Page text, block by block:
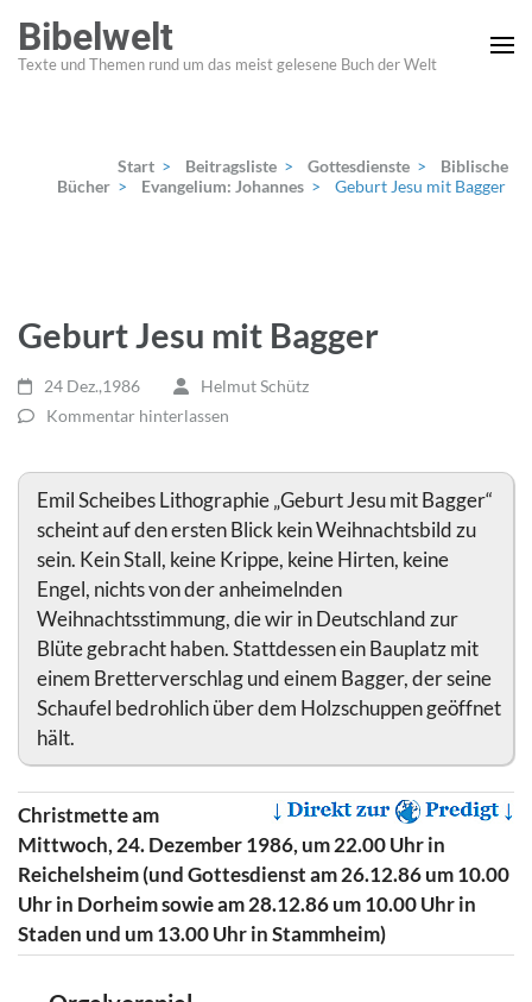
Inhalt
springen
Bibelwelt
Texte und Themen rund um das meist gelesene Buch der Welt
Start > Beitragsliste > Gottesdienste >
Biblische
Bücher > Evangelium: Johannes > Geburt Jesu mit Bagger
Geburt Jesu mit Bagger
24 Dez.,1986
Helmut Schütz
Kommentar hinterlassen
Emil Scheibes Lithographie „Geburt Jesu mit Bagger“
scheint auf den ersten Blick kein Weihnachtsbild zu
sein. Kein Stall, keine Krippe, keine Hirten, keine
Engel, nichts von der anheimelnden
Weihnachtsstimmung, die wir in Deutschland zur
Blüte gebracht haben. Stattdessen ein Bauplatz mit
einem Bretterverschlag und einem Bagger, der seine
Schaufel bedrohlich über dem Holzschuppen geöffnet
hält.
Christmette am
Mittwoch, 24. Dezember 1986, um 22.00 Uhr in
Reichelsheim (und Gottesdienst am 26.12.86 um 10.00
Uhr in Dorheim sowie am 28.12.86 um 10.00 Uhr in
Staden und um 13.00 Uhr in Stammheim)